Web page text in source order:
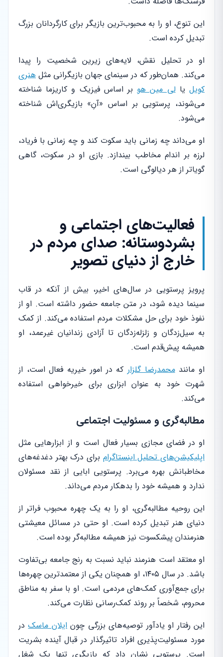
این تنوع، او را به محبوب‌ترین بازیگر برای کارگردانان بزرگ
تبدیل کرده است.
او در تحلیل نقش، لایه‌های زیرین شخصیت را پیدا
می‌کند. همان‌طور که در سینمای جهان بازیگرانی مثل هنری
کویلیالی مین هوبر اساس فیزیک و کاریزما شناخته
می‌شوند، پرستویی بر اساس «آنِ» بازیگری‌اش شناخته
می‌شود.
او می‌داند چه زمانی باید سکوت کند و چه زمانی با فریاد،
لرزه بر اندام مخاطب بیندازد. بازی او در سکوت، گاهی
گویاتر از هر دیالوگی است.
فعالیت‌های اجتماعی و
بشردوستانه: صدای مردم در
خارج از دنیای تصویر
پرویز پرستویی در سال‌های اخیر، بیش از آنکه در قاب
سینما دیده شود، در متن جامعه حضور داشته است. او از
نفوذ خود برای حل مشکلات مردم استفاده می‌کند. از کمک
به سیل‌زدگان و زلزله‌زدگان تا آزادی زندانیان غیرعمد، او
همیشه پیش‌قدم است.
او مانندمحمدرضا گلزار که در امور خیریه فعال است، از
شهرت خود به عنوان ابزاری برای خیرخواهی استفاده
می‌کند.
مطالبه‌گری و مسئولیت اجتماعی
او در فضای مجازی بسیار فعال است و از ابزارهایی مثل
اپلیکیشن‌های تحلیل اینستاگرام برای درک بهتر دغدغه‌های
مخاطبانش بهره می‌برد. پرستویی ابایی از نقد مسئولان
ندارد و همیشه خود را بدهکار مردم می‌داند.
این روحیه مطالبه‌گری، او را به یک چهره محبوب فراتر از
دنیای هنر تبدیل کرده است. او حتی در مسائل معیشتی
هنرمندان پیشکسوت نیز همیشه مطالبه‌گر بوده است.
او معتقد است هنرمند نباید نسبت به رنج جامعه بی‌تفاوت
باشد. در سال ۱۴۰۵، او همچنان یکی از معتمدترین چهره‌ها
برای جمع‌آوری کمک‌های مردمی است. او با سفر به مناطق
محروم، شخصاً بر روند کمک‌رسانی نظارت می‌کند.
این رفتار او یادآور توصیه‌های بزرگی چونایلان ماسکدر
مورد مسئولیت‌پذیری افراد تاثیرگذار در قبال آینده بشریت
است. پرستویی نشان داد که بازیگری تنها یک شغل